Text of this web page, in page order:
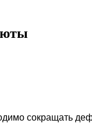
сокращать